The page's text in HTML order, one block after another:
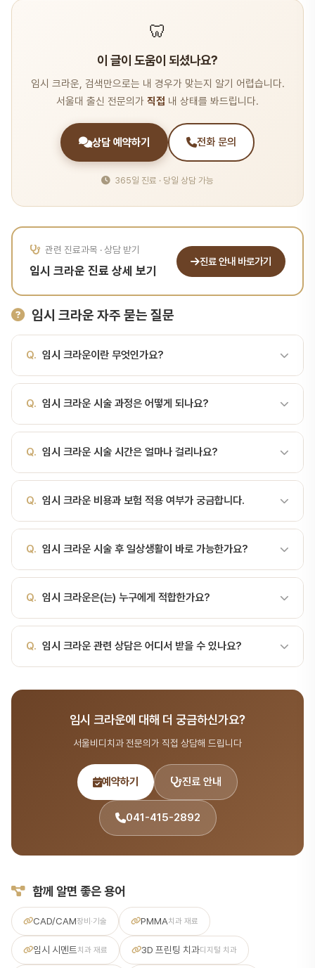
🦷
이 글이 도움이 되셨나요?
임시 크라운, 검색만으로는 내 경우가 맞는지 알기 어렵습니다.
서울대 출신 전문의가 직접 내 상태를 봐드립니다.
상담 예약하기 전화 문의
365일 진료 · 당일 상담 가능
관련 진료과목 · 상담 받기
임시 크라운 진료 상세 보기
진료 안내 바로가기
임시 크라운 자주 묻는 질문
Q. 임시 크라운이란 무엇인가요?
이란?본 크라운(영구 보철)이 제작되는 동안, 깎인 치아를 보호하고
일상생활을 가능하게 해주는 임시 보철물입니다. 보통 신경치료 후나
크라운 본을 뜨고 나서 1~3주간 착용하며, 보철물 완성 후 제거됩니
것 방지치주 보호: 잇몸이 깎인 부위로 침범하지 못하도록저작 기능:
음식을 씹을 수 있게 함심미 유지: 특히 앞니의 경우 일상생활 가능인
크릴레이트): 가장 흔함, 저렴, 색조 한정비스아크릴 레진: 색조·강도
우수, 1~2주 임시용 적합밀링 PMMA: 디지털 제작, 1~6개월 장기
Q. 임시 크라운 시술 과정은 어떻게 되나요?
과에서는 정밀 검사 → 치료 계획 수립 → 시술 → 경과 관찰 순서로
진행합니다. 서울대 출신 전문의가 직접 진료합니다.
Q. 임시 크라운 시술 시간은 얼마나 걸리나요?
반적으로 30분~2시간 정도 소요됩니다. 정확한 시간은 진료 상담 시
안내해 드립니다.
Q. 임시 크라운 비용과 보험 적용 여부가 궁금합니다.
가능한 항목도 있으니, 서울비디치과 상담(041-415-2892)을 통해
정확한 비용과 보험 적용 여부를 확인하세요.
Q. 임시 크라운 시술 후 일상생활이 바로 가능한가요?
시술 종류에 따라 주의사항이 다르므로, 담당 의사의 안내를 따라주세
요.
Q. 임시 크라운은(는) 누구에게 적합한가요?
다릅니다. 서울비디치과에서는 CT, X-ray 등 정밀 검사를 통해 최적
의 치료 방법을 제안합니다.
Q. 임시 크라운 관련 상담은 어디서 받을 수 있나요?
041-415-2892 또는 온라인 예약(bdbddc.com/reservation)
으로 상담을 받으실 수 있습니다.
임시 크라운에 대해 더 궁금하신가요?
서울비디치과 전문의가 직접 상담해 드립니다
예약하기 진료 안내
041-415-2892
함께 알면 좋은 용어
CAD/CAM장비·기술 PMMA치과 재료
임시 시멘트 치과 재료 3D 프린팅 치과디지털 치과